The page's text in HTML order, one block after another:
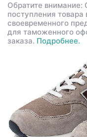
Обратите внимание:
поступления
своевременного
для таможенного
заказа. Подробнее.